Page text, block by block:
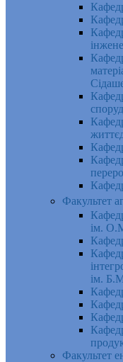
Факультет
ім.
ім.
Факультет